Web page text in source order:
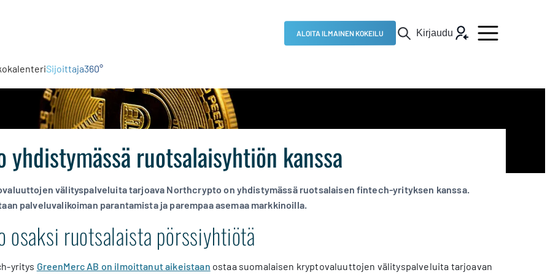
ALOITA ILMAINEN KOKEILU Kirjaudu
Sijoittaja360°
ruotsalaisyhtiön kanssa
välityspalveluita tarjoava Northcrypto on yhdistymässä ruotsalaisen fintech-yrityksen kanssa.
palveluvalikoiman parantamista ja parempaa asemaa markkinoilla.
osaksi ruotsalaista pörssiyhtiötä
yritys GreenMerc AB on ilmoittanut aikeistaan ostaa suomalaisen kryptovaluuttojen välityspalveluita tarjoavan